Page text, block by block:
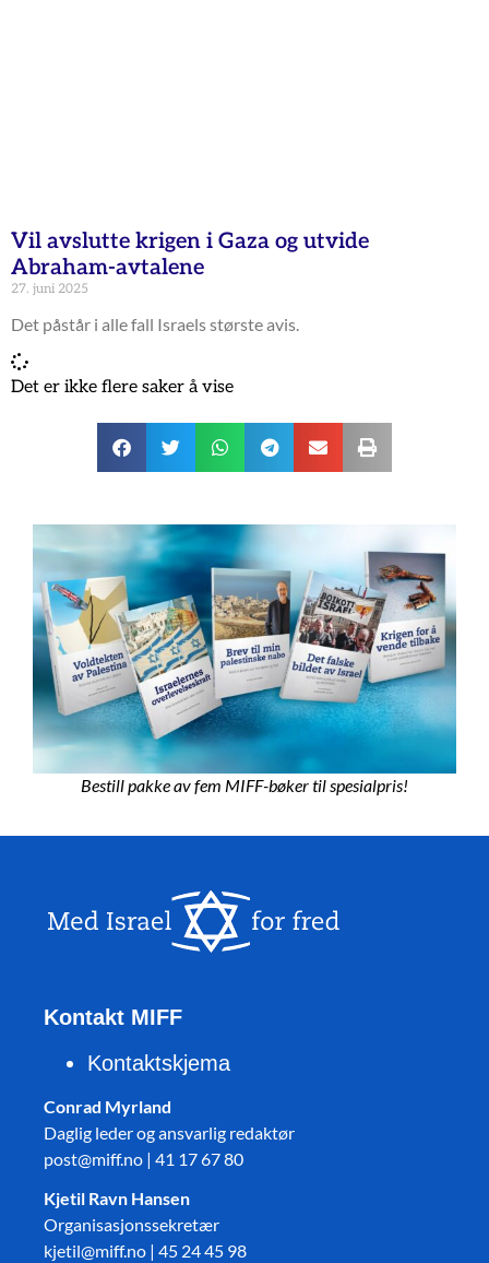
Vil avslutte krigen i Gaza og utvide
Abraham-avtalene
27. juni 2025
Det påstår i alle fall Israels største avis.
Det er ikke flere saker å vise
Bestill pakke av fem MIFF-bøker til spesialpris!
Kontakt MIFF
Kontaktskjema
Conrad Myrland
Daglig leder og ansvarlig redaktør
post@miff.no | 41 17 67 80
Kjetil Ravn Hansen
Organisasjonssekretær
kjetil@miff.no | 45 24 45 98